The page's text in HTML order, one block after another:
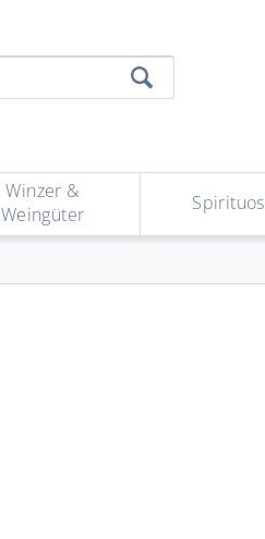
Winzer &
Weingüter